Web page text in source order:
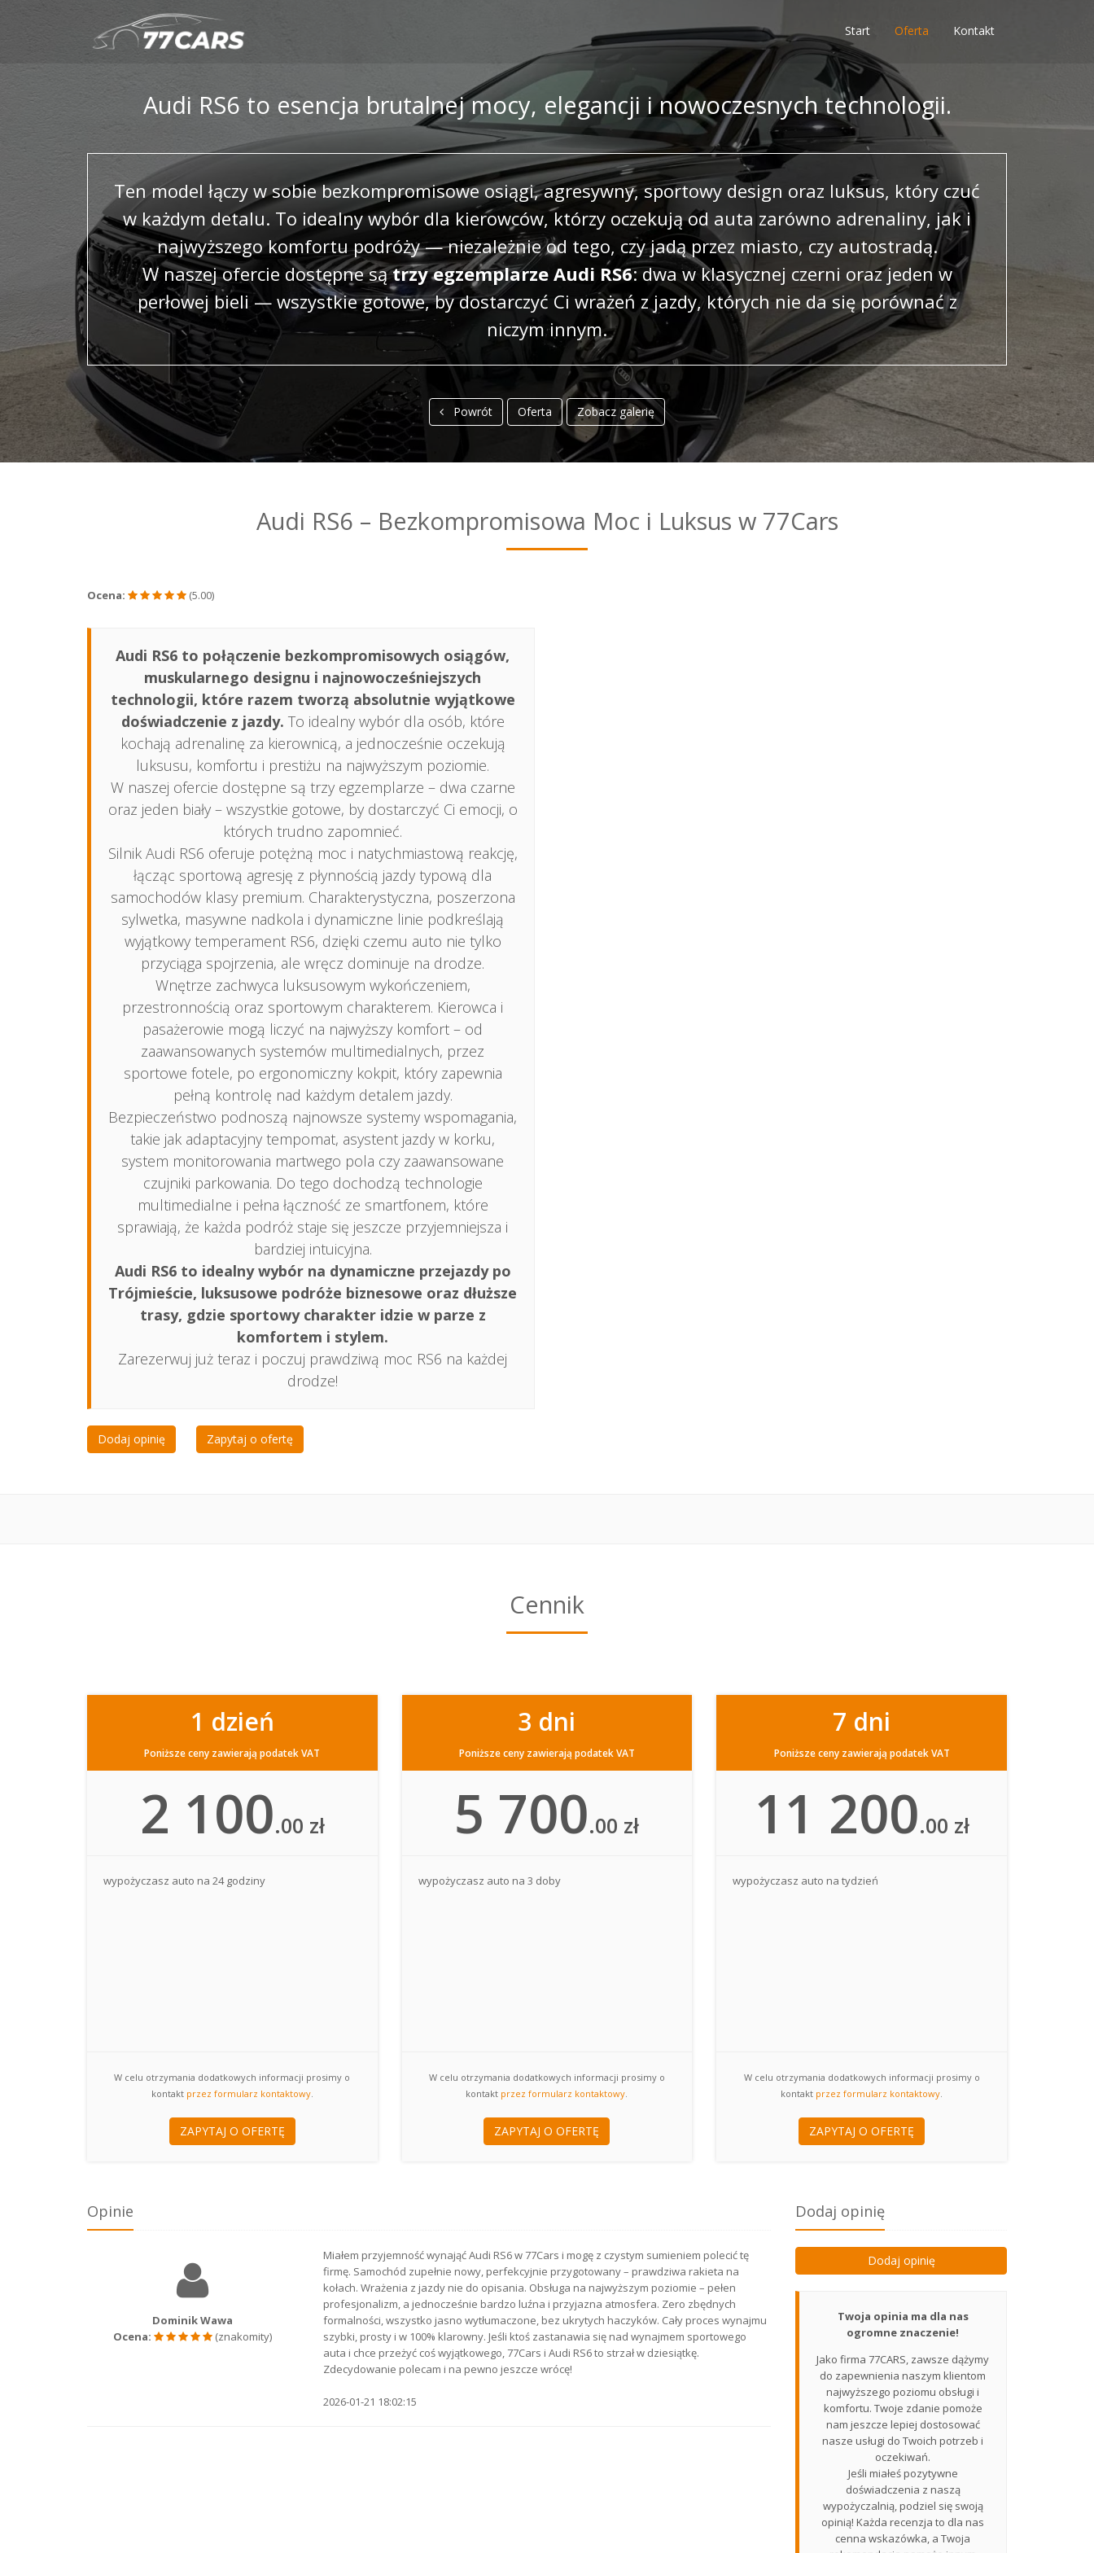
Start Oferta Kontakt
Audi RS6 to esencja brutalnej mocy, elegancji i nowoczesnych technologii.
Ten model łączy w sobie bezkompromisowe osiągi, agresywny, sportowy design oraz luksus, który czuć
w każdym detalu. To idealny wybór dla kierowców, którzy oczekują od auta zarówno adrenaliny, jak i
najwyższego komfortu podróży — niezależnie od tego, czy jadą przez miasto, czy autostradą.
W naszej ofercie dostępne sątrzy egzemplarze Audi RS6: dwa w klasycznej czerni oraz jeden w
perłowej bieli — wszystkie gotowe, by dostarczyć Ci wrażeń z jazdy, których nie da się porównać z
niczym innym.
Powrót Oferta Zobacz galerię
Audi RS6 –
Bezkompromisowa
Moc i Luksus w
77Cars
Audi RS6 – Bezkompromisowa Moc i Luksus w 77Cars
Ocena: (5.00)
Audi RS6 to połączenie bezkompromisowych osiągów,
muskularnego designu i najnowocześniejszych
technologii, które razem tworzą absolutnie wyjątkowe
doświadczenie z jazdy. To idealny wybór dla osób, które
kochają adrenalinę za kierownicą, a jednocześnie oczekują
luksusu, komfortu i prestiżu na najwyższym poziomie.
W naszej ofercie dostępne są trzy egzemplarze – dwa czarne
oraz jeden biały – wszystkie gotowe, by dostarczyć Ci emocji, o
których trudno zapomnieć.
Silnik Audi RS6 oferuje potężną moc i natychmiastową reakcję,
łącząc sportową agresję z płynnością jazdy typową dla
samochodów klasy premium. Charakterystyczna, poszerzona
sylwetka, masywne nadkola i dynamiczne linie podkreślają
wyjątkowy temperament RS6, dzięki czemu auto nie tylko
przyciąga spojrzenia, ale wręcz dominuje na drodze.
Wnętrze zachwyca luksusowym wykończeniem,
przestronnością oraz sportowym charakterem. Kierowca i
pasażerowie mogą liczyć na najwyższy komfort – od
zaawansowanych systemów multimedialnych, przez
sportowe fotele, po ergonomiczny kokpit, który zapewnia
pełną kontrolę nad każdym detalem jazdy.
Bezpieczeństwo podnoszą najnowsze systemy wspomagania,
takie jak adaptacyjny tempomat, asystent jazdy w korku,
system monitorowania martwego pola czy zaawansowane
czujniki parkowania. Do tego dochodzą technologie
multimedialne i pełna łączność ze smartfonem, które
sprawiają, że każda podróż staje się jeszcze przyjemniejsza i
bardziej intuicyjna.
Audi RS6 to idealny wybór na dynamiczne przejazdy po
Trójmieście, luksusowe podróże biznesowe oraz dłuższe
trasy, gdzie sportowy charakter idzie w parze z
komfortem i stylem.
Zarezerwuj już teraz i poczuj prawdziwą moc RS6 na każdej
drodze!
Dodaj opinię Zapytaj o ofertę
Cennik
1 dzień
Poniższe ceny zawierają podatek VAT
2 100.00 zł
wypożyczasz auto na 24 godziny
W celu otrzymania dodatkowych informacji prosimy o
kontakt przez formularz kontaktowy.
ZAPYTAJ O OFERTĘ
3 dni
Poniższe ceny zawierają podatek VAT
5 700.00 zł
wypożyczasz auto na 3 doby
W celu otrzymania dodatkowych informacji prosimy o
kontakt przez formularz kontaktowy.
ZAPYTAJ O OFERTĘ
7 dni
Poniższe ceny zawierają podatek VAT
11 200.00 zł
wypożyczasz auto na tydzień
W celu otrzymania dodatkowych informacji prosimy o
kontakt przez formularz kontaktowy.
ZAPYTAJ O OFERTĘ
Opinie
Dominik Wawa
Ocena:
(znakomity)
Miałem przyjemność wynająć Audi RS6 w 77Cars i mogę z czystym sumieniem polecić tę
firmę. Samochód zupełnie nowy, perfekcyjnie przygotowany – prawdziwa rakieta na
kołach. Wrażenia z jazdy nie do opisania. Obsługa na najwyższym poziomie – pełen
profesjonalizm, a jednocześnie bardzo luźna i przyjazna atmosfera. Zero zbędnych
formalności, wszystko jasno wytłumaczone, bez ukrytych haczyków. Cały proces wynajmu
szybki, prosty i w 100% klarowny. Jeśli ktoś zastanawia się nad wynajmem sportowego
auta i chce przeżyć coś wyjątkowego, 77Cars i Audi RS6 to strzał w dziesiątkę.
Zdecydowanie polecam i na pewno jeszcze wrócę!
2026-01-21 18:02:15
Dodaj opinię
Dodaj opinię
Twoja opinia ma dla nas
ogromne znaczenie!
Jako firma 77CARS, zawsze dążymy
do zapewnienia naszym klientom
najwyższego poziomu obsługi i
komfortu. Twoje zdanie pomoże
nam jeszcze lepiej dostosować
nasze usługi do Twoich potrzeb i
oczekiwań.
Jeśli miałeś pozytywne
doświadczenia z naszą
wypożyczalnią, podziel się swoją
opinią! Każda recenzja to dla nas
cenna wskazówka, a Twoja